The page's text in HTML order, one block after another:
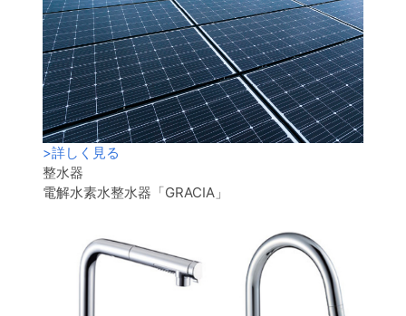
>詳しく見る
整水器
電解水素水整水器「GRACIA」